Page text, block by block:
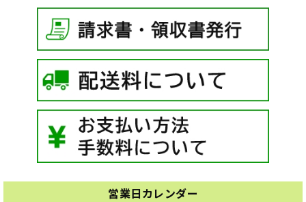
営業日カレンダー